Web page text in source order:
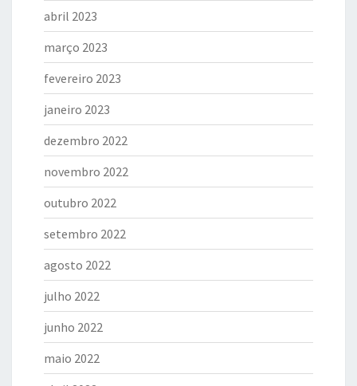
abril 2023
março 2023
fevereiro 2023
janeiro 2023
dezembro 2022
novembro 2022
outubro 2022
setembro 2022
agosto 2022
julho 2022
junho 2022
maio 2022